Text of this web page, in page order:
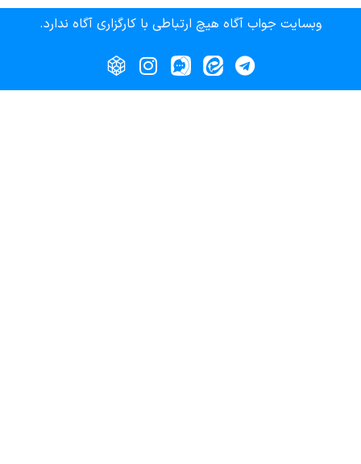
وبسایت جواب آگاه هیچ ارتباطی با کارگزاری آگاه ندارد.